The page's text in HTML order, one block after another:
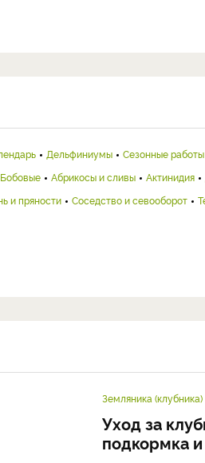
Дельфиниумы Сезонные работы
Бобовые Абрикосы и сливы Актинидия
и пряности Соседство и севооборот
Земляника (клубника)
Уход за
подкормка